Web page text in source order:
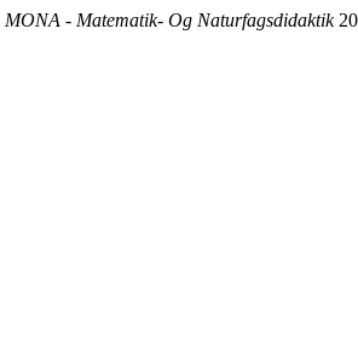
MONA - Matematik- Og Naturfagsdidaktik